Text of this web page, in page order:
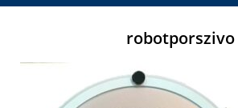
robotporszivo